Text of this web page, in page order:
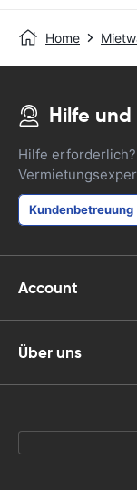
Home
Hilfe
Hilfe
Kundenbetreuung
Account
Über uns